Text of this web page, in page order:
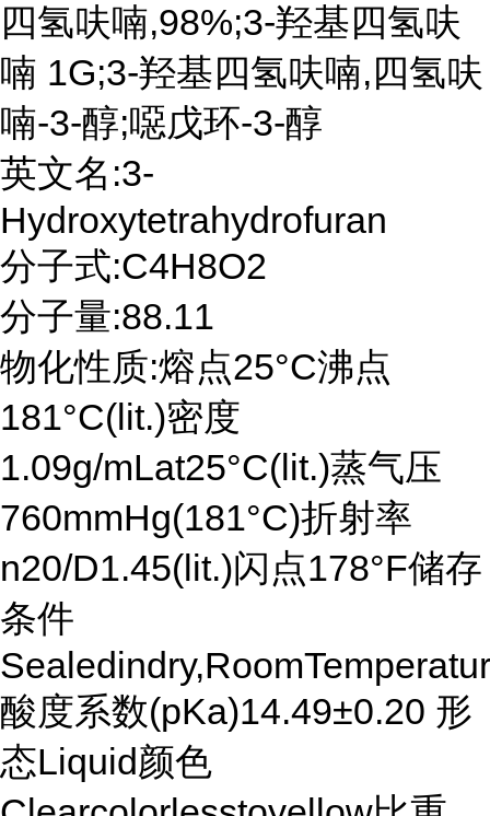
四氢呋喃,98%;3-羟基四氢呋
喃 1G;3-羟基四氢呋喃,四氢呋
喃-3-醇;噁戊环-3-醇
英文名:3-
Hydroxytetrahydrofuran
分子式:C4H8O2
分子量:88.11
物化性质:熔点25°C沸点
181°C(lit.)密度
1.09g/mLat25°C(lit.)蒸气压
760mmHg(181°C)折射率
n20/D1.45(lit.)闪点178°F储存
条件
酸度系数(pKa)14.49±0.20 形
态Liquid颜色